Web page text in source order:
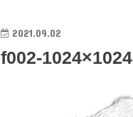
2021.09.02
f002-1024×1024